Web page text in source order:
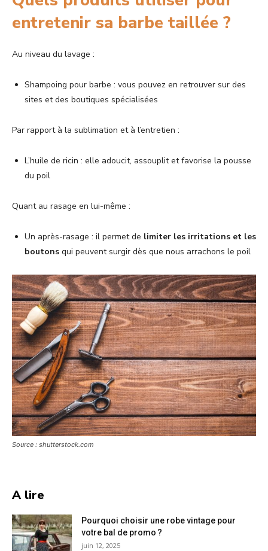
entretenir sa barbe taillée ?
Au niveau du lavage :
Shampoing pour barbe : vous pouvez en retrouver sur des
sites et des boutiques spécialisées
Par rapport à la sublimation et à l’entretien :
L’huile de ricin : elle adoucit, assouplit et favorise la pousse
du poil
Quant au rasage en lui-même :
Un après-rasage : il permet de limiter les irritations et les
boutons qui peuvent surgir dès que nous arrachons le poil
Source : shutterstock.com
A lire
Pourquoi choisir une robe vintage pour
votre bal de promo ?
juin 12, 2025